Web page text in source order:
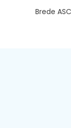
Brede